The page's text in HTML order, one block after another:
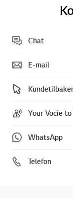
Chat
E-mail
Your Vocie
WhatsApp
Telefon